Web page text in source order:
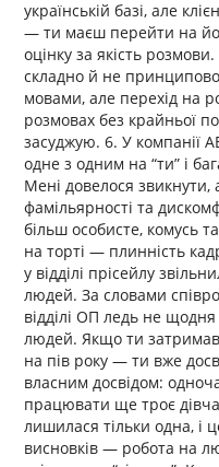
українській базі, але
— ти маєш перейти на
оцінку за якість
складно й не
мовами, але перехід на
розмовах без крайньої
засуджую. 6. У компанії
одне з одним на “ти” і
Мені довелося звикнути,
фамільярності та
більш особисте, комусь
на торті — плинність
у відділі прісейлу
людей. За словами
відділі ОП ледь не
людей. Якщо ти
на пів року — ти вже
власним досвідом:
працювати ще троє
лишилася тільки одна, і
висновків — робота на